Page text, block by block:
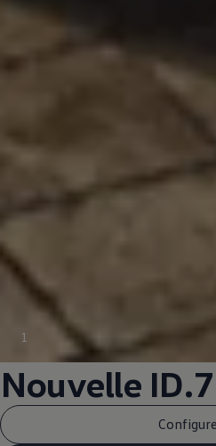
1
Nouvelle